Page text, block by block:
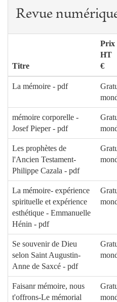
Revue
Titre
Prix
HT
€
La mémoire - pdf
mémoire corporelle -
Josef Pieper - pdf
Les prophètes de
l'Ancien Testament-
Philippe Cazala - pdf
La mémoire- expérience
spirituelle et expérience
esthétique - Emmanuelle
Hénin - pdf
Se souvenir de Dieu
selon Saint Augustin-
Anne de Saxcé - pdf
Faisanr mémoire, nous
t'offrons-Le mémorial